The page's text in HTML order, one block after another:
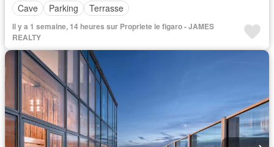
Cave
Parking Terrasse
Il y a 1 semaine, 14 heures sur Propriete le figaro - JAMES
REALTY